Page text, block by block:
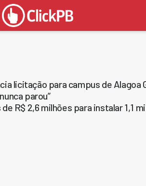
licitação para campus de Alagoa
parou”
R$ 2,6 milhões para instalar 1,1